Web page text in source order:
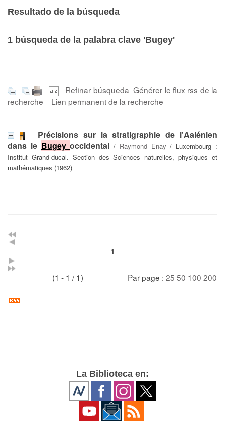
Resultado de la búsqueda
1 búsqueda de la palabra clave 'Bugey'
Refinar búsqueda Générer le flux rss de la
recherche
Lien permanent de la recherche
Précisions sur la stratigraphie de l'Aalénien
dans le Bugeyoccidental / Raymond Enay / Luxembourg :
Institut Grand-ducal. Section des Sciences naturelles, physiques et
mathématiques (1962)
1
(1 - 1 / 1) Par page : 25 50 100 200
La Biblioteca en: